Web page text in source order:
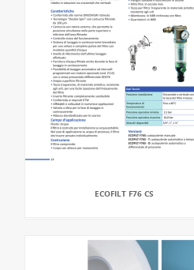
ECOFILT F76 CS